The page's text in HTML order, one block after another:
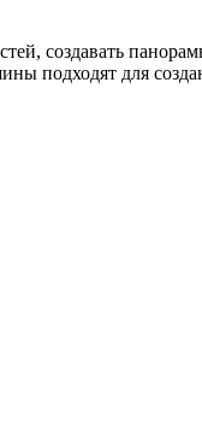
создавать
подходят для